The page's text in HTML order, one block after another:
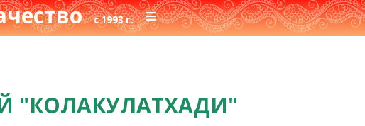
с 1993 г.≡
"КОЛАКУЛАТХАДИ"